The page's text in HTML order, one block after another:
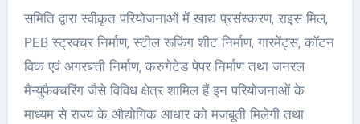
समिति द्वारा स्वीकृत परियोजनाओं में खाद्य प्रसंस्करण, राइस मिल,
PEB स्ट्रक्चर निर्माण, स्टील रूफिंग शीट निर्माण, गारमेंट्स, कॉटन
विक एवं अगरबत्ती निर्माण, करुगेटेड पेपर निर्माण तथा जनरल
मैन्युफैक्चरिंग जैसे विविध क्षेत्र शामिल हैं इन परियोजनाओं के
माध्यम से राज्य के औद्योगिक आधार को मजबूती मिलेगी तथा